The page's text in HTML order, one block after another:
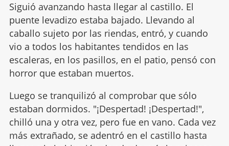
Siguió avanzando hasta llegar al castillo. El
puente levadizo estaba bajado. Llevando al
caballo sujeto por las riendas, entró, y cuando
vio a todos los habitantes tendidos en las
escaleras, en los pasillos, en el patio, pensó con
horror que estaban muertos.
Luego se tranquilizó al comprobar que sólo
estaban dormidos. "¡Despertad! ¡Despertad!",
chilló una y otra vez, pero fue en vano. Cada vez
más extrañado, se adentró en el castillo hasta